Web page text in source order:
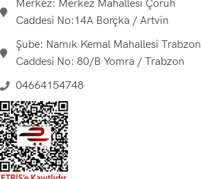
Merkez: Merkez Mahallesi Çoruh
Caddesi No:14A Borçka / Artvin
Şube: Namık Kemal Mahallesi Trabzon
Caddesi No: 80/B Yomra / Trabzon
04664154748